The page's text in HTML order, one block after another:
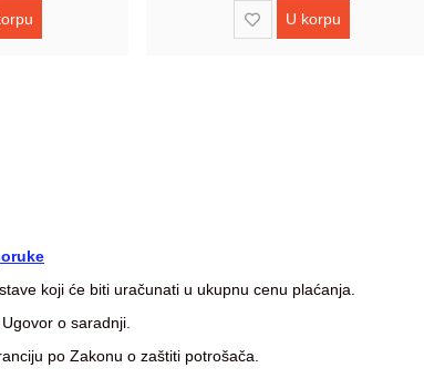
U korpu
koji će biti uračunati u ukupnu cenu plaćanja.
o saradnji.
po Zakonu o zaštiti potrošača.